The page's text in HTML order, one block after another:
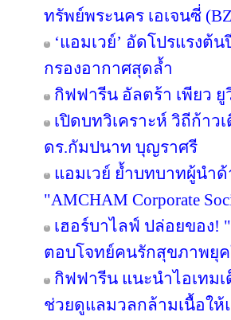
ทรัพย์พระนคร เอเจนซี่
‘แอมเวย์’ อัดโปรแรงต้
กรองอากาศสุดล้ำ
กิฟฟารีน อัลตร้า เพียว ยู
เปิดบทวิเคราะห์ วิถีก้าว
ดร.กัมปนาท บุญราศรี
แอมเวย์ ย้ำบทบาทผู้นำ
"AMCHAM Corporate
เฮอร์บาไลฟ์ ปล่อยของ
ตอบโจทย์คนรักสุขภาพยุ
กิฟฟารีน แนะนำไอเทม
ช่วยดูแลมวลกล้ามเนื้อให้